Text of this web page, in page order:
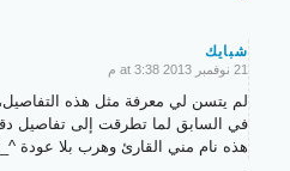
شبايك
says:
21 نوفمبر 2013 at 3:38 م
لم يتسن لي معرفة مثل هذه
في السابق لما تطرقت إلى تفاصيل
هذه نام مني القارئ وهرب بلا عودة